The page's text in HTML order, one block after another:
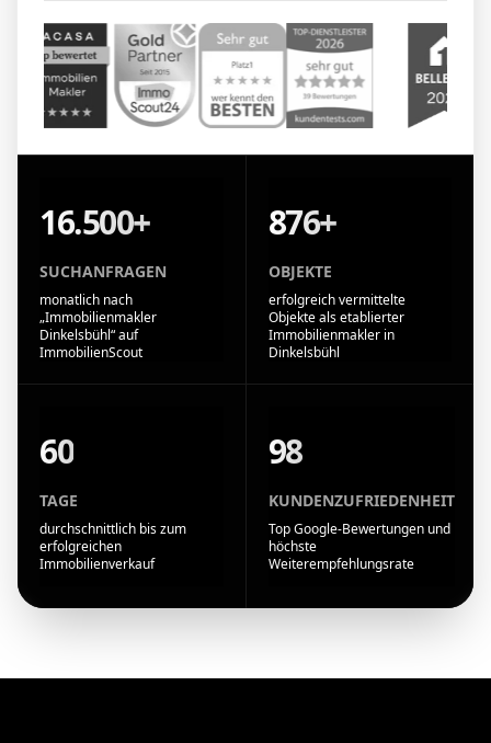
16.500+
SUCHANFRAGEN
monatlich nach
„Immobilienmakler
Dinkelsbühl“ auf
ImmobilienScout
876+
OBJEKTE
erfolgreich vermittelte
Objekte als etablierter
Immobilienmakler in
Dinkelsbühl
60
TAGE
durchschnittlich bis zum
erfolgreichen
Immobilienverkauf
98
KUNDENZUFRIEDENHEIT
Top Google-Bewertungen und
höchste
Weiterempfehlungsrate